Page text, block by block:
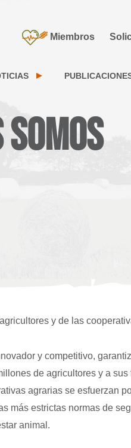
Miembros
somos
y de las
y competitivo,
de agricultores y a
agrarias se esfuerzan
más estrictas normas de
animal.